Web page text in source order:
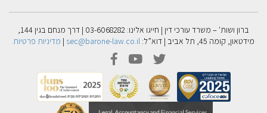
ברון ושות' – משרד עורכי דין | חייגו אלינו: 03-6068282 | דרך מנחם בגין 144,
מידטאון, קומה 45, תל אביב | דוא”ל:
sec@barone-law.co.il
| מדיניות פרטיות
twitter
youtube